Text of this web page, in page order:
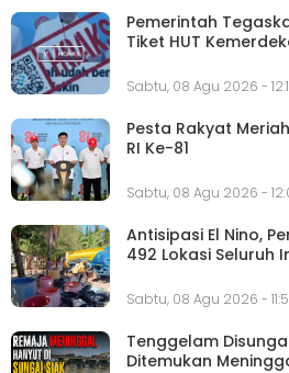
Pemerintah
Tiket HUT
Sabtu, 08 Agu 2026 -
Pesta Rakyat
RI Ke-81
Sabtu, 08 Agu 2026 -
Antisipasi El Nino,
492 Lokasi Seluruh
Sabtu, 08 Agu 2026 -
Tenggelam
Ditemukan